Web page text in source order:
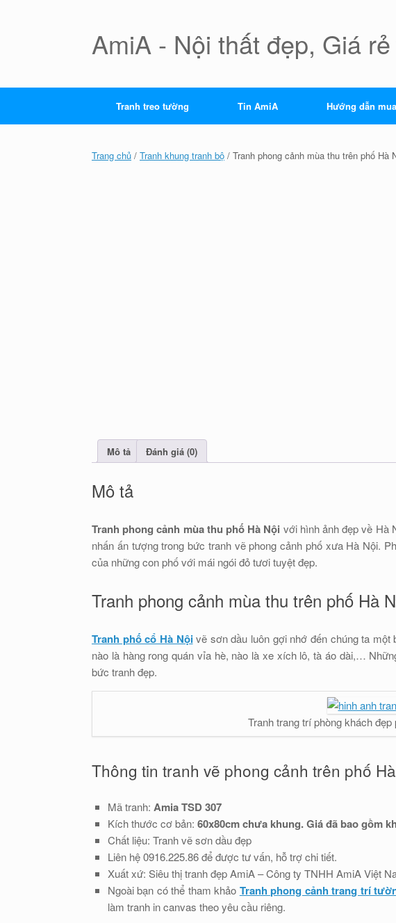
AmiA - Nội thất đẹp, Giá
Tranh treo tường Tin AmiA Hướng dẫn
Trang chủ / Tranh khung tranh bộ / Tranh phong cảnh mùa thu trên phố Hà
Mô tả Đánh giá (0)
Mô tả
Tranh phong cảnh mùa thu phố Hà Nội với hình ảnh đẹp về Hà
nhấn ấn tượng trong bức tranh vẽ phong cảnh phố xưa Hà Nội.
của những con phố với mái ngói đỏ tươi tuyệt đẹp.
Tranh phong cảnh mùa thu trên phố Hà
Tranh phố cổ Hà Nộivẽ sơn dầu luôn gợi nhớ đến chúng ta một
nào là hàng rong quán vỉa hè, nào là xe xích lô, tà áo dài,…
bức tranh đẹp.
Tranh trang trí phòng khách
Thông tin tranh vẽ phong cảnh trên phố
Mã tranh: Amia TSD 307
Kích thước cơ bản: 60x80cm chưa khung. Giá đã bao gồm
Chất liệu: Tranh vẽ sơn dầu đẹp
Liên hệ 0916.225.86 để được tư vấn, hỗ trợ chi tiết.
Xuất xứ: Siêu thị tranh đẹp AmiA – Công ty TNHH AmiA Việt
Ngoài bạn có thể tham khảo Tranh phong cảnh trang trí
làm tranh in canvas theo yêu cầu riêng.